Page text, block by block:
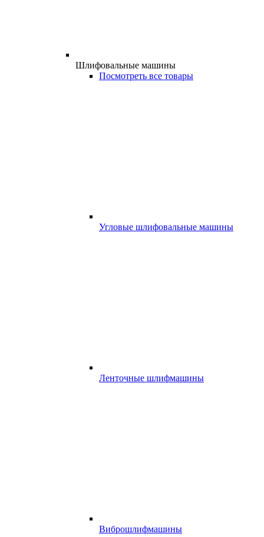
Шлифовальные машины
Посмотреть все товары
Угловые шлифовальные машины
Ленточные шлифмашины
Виброшлифмашины